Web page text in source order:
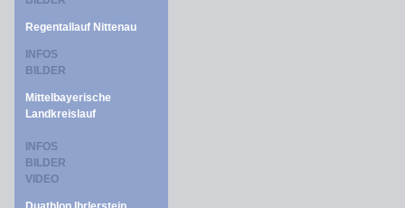
Regentallauf Nittenau
INFOS
BILDER
Mittelbayerische
Landkreislauf
INFOS
BILDER
VIDEO